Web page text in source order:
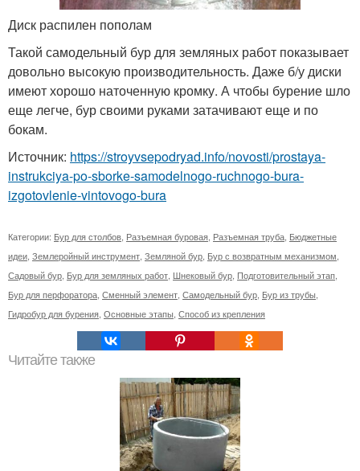
Диск распилен пополам
Такой самодельный бур для земляных работ показывает
довольно высокую производительность. Даже б/у диски
имеют хорошо наточенную кромку. А чтобы бурение шло
еще легче, бур своими руками затачивают еще и по
бокам.
Источник: https://stroyvsepodryad.info/novosti/prostaya-
instrukciya-po-sborke-samodelnogo-ruchnogo-bura-
izgotovlenie-vintovogo-bura
Категории: Бур для столбов Разъемная буровая Разъемная труба Бюджетные
идеи Землеройный инструмент Земляной бур Бур с возвратным механизмом
Садовый бур Бур для земляных работ Шнековый бур Подготовительный этап
Бур для перфоратора Сменный элемент Самодельный бур Бур из трубы
Гидробур для бурения Основные этапы Способ из крепления
Читайте также